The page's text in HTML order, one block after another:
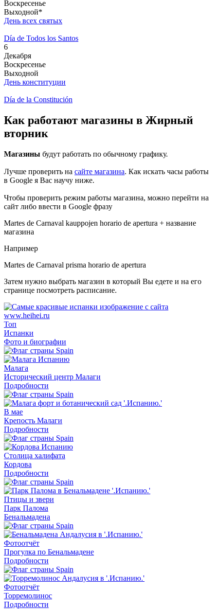
Воскресенье
Выходной*
День всех святых
Día de Todos los Santos
6
Декабря
Воскресенье
Выходной
День конституции
Día de la Constitución
Как работают магазины в Жирный
вторник
Магазины будут работать по обычному графику.
Лучше проверить на сайте магазина. Как искать часы работы
в Google я Вас научу ниже.
Чтобы проверить режим работы магазина, можно перейти на
сайт либо ввести в Google фразу
Martes de Carnaval kauppojen horario de apertura + название
магазина
Например
Martes de Carnaval prisma horario de apertura
Затем нужно выбрать магазин в который Вы едете и на его
странице посмотреть расписание.
Топ
Испанки
Фото и биографии
Малага
Исторический центр Малаги
Подробности
В мае
Крепость Малаги
Подробности
Столица халифата
Кордова
Подробности
Птицы и звери
Парк Палома
Бенальмадена
Фотоотчёт
Прогулка по Бенальмадене
Подробности
Фотоотчёт
Торремолинос
Подробности